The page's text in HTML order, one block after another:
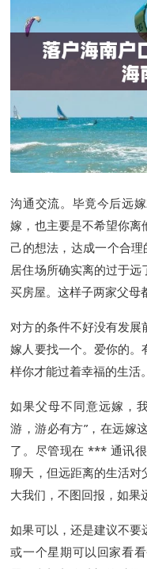
沟通交流。毕竟今后远
嫁，也主要是不希望你离
己的想法，达成一个合
居住场所确实离的过于
买房屋。这样子两家父母
对方的条件不好没有发展
嫁人要找一个。爱你的
样你才能过着幸福的生活。
如果父母不同意远嫁，
游，游必有方”，在远嫁
了。尽管现在 *** 通讯
聊天，但远距离的生活
大我们，不图回报，如果
如果可以，还是建议不要
或一个星期可以回家看